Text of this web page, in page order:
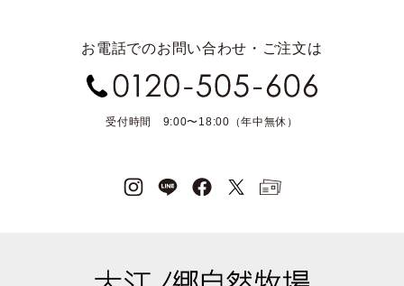
お電話でのお問い合わせ・ご注文は
受付時間 9:00〜18:00（年中無休）